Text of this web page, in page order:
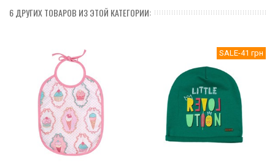
6 ДРУГИХ ТОВАРОВ ИЗ ЭТОЙ КАТЕГОРИИ:
SALE-41 грн